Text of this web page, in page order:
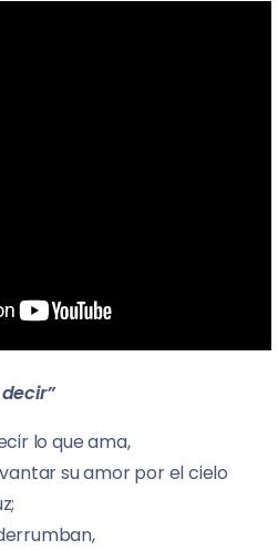
lo que ama,
su amor por el cielo